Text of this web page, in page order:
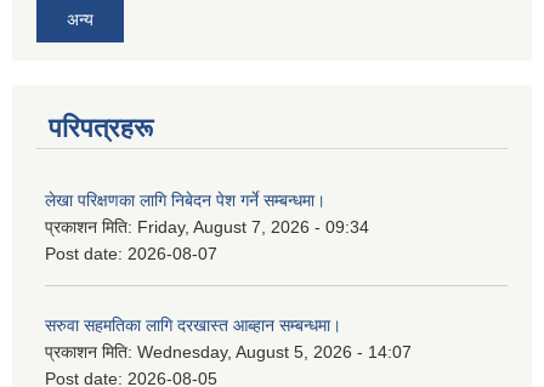
अन्य
परिपत्रहरू
लेखा परिक्षणका लागि निबेदन पेश गर्ने सम्बन्धमा।
प्रकाशन मिति: Friday, August 7, 2026 - 09:34
Post date: 2026-08-07
सरुवा सहमतिका लागि दरखास्त आब्हान सम्बन्धमा।
प्रकाशन मिति: Wednesday, August 5, 2026 - 14:07
Post date: 2026-08-05